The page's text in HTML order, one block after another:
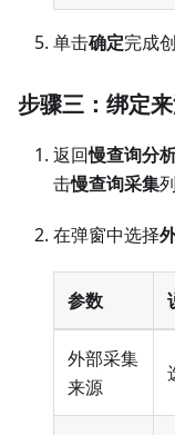
单击确定完成创
步骤三：绑定
返回慢查询分
击慢查询采集
在弹窗中选择
参数
外部采集
来源